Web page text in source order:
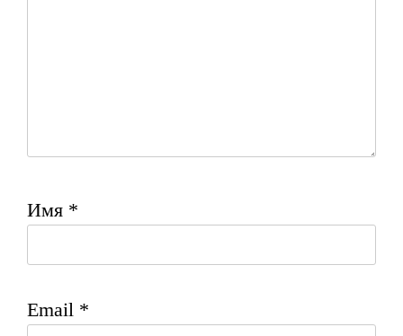
Имя *
Email *